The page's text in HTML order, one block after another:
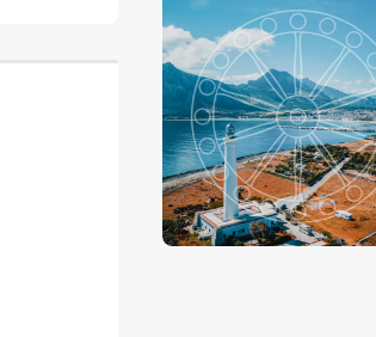
€15.00-€24.00